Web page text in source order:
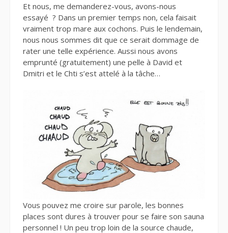
Et nous, me demanderez-vous, avons-nous
essayé ? Dans un premier temps non, cela faisait
vraiment trop mare aux cochons. Puis le lendemain,
nous nous sommes dit que ce serait dommage de
rater une telle expérience. Aussi nous avons
emprunté (gratuitement) une pelle à David et
Dmitri et le Chti s’est attelé à la tâche…
Vous pouvez me croire sur parole, les bonnes
places sont dures à trouver pour se faire son sauna
personnel ! Un peu trop loin de la source chaude,